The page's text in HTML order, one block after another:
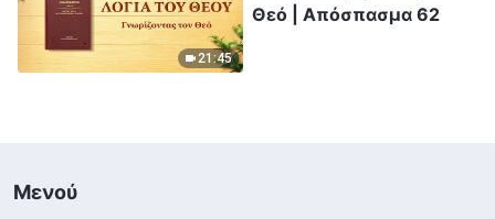
21:45
Θεό | Απόσπασμα 62
Μενού